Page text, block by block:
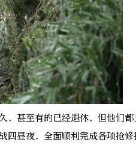
甚至有的已经退休，但他们都
四昼夜，全面顺利完成各项抢修